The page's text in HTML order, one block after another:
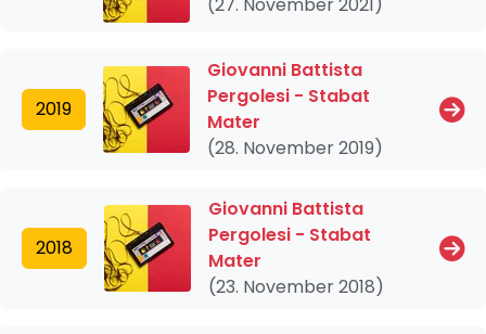
2019
Giovanni Battista
Pergolesi - Stabat
Mater
(28. November 2019)
2018
Giovanni Battista
Pergolesi - Stabat
Mater
(23. November 2018)